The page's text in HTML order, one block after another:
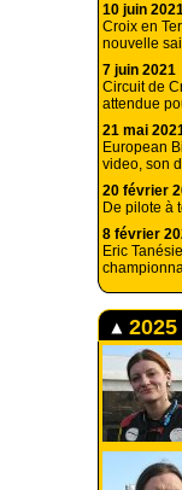
10 juin
Croix en
nouvelle
7 juin 2021
Circuit de
attendue
21 mai
European
video, son
20 février
De pilote à
8 février
Eric
2025